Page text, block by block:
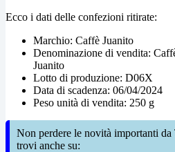
Ecco i dati delle confezioni ritirate:
Marchio: Caffè Juanito
Denominazione di vendita:
Juanito
Lotto di produzione: D06X
Data di scadenza: 06/04/2024
Peso unità di vendita: 250 g
Non perdere le novità importanti
trovi anche su: